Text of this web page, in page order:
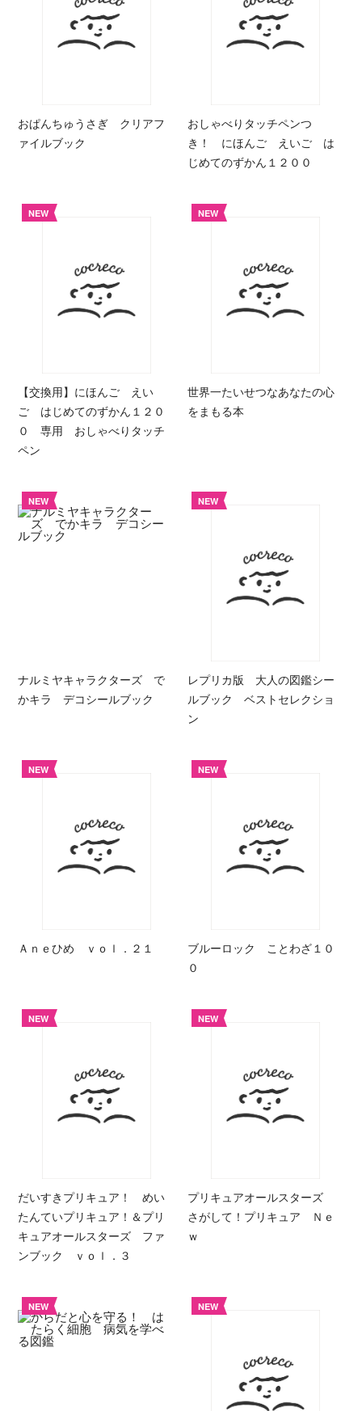
おぱんちゅうさぎ クリアフ
ァイルブック
おしゃべりタッチペンつ
き！ にほんご えいご は
じめてのずかん１２００
NEW
【交換用】にほんご えい
ご はじめてのずかん１２０
０ 専用 おしゃべりタッチ
ペン
NEW
世界一たいせつなあなたの心
をまもる本
NEW
ナルミヤキャラクターズ で
かキラ デコシールブック
NEW
レプリカ版 大人の図鑑シー
ルブック ベストセレクショ
ン
NEW
Ａｎｅひめ ｖｏｌ．２１
NEW
ブルーロック ことわざ１０
０
NEW
だいすきプリキュア！ めい
たんていプリキュア！＆プリ
キュアオールスターズ ファ
ンブック ｖｏｌ．３
NEW
プリキュアオールスターズ
さがして！プリキュア Ｎｅ
ｗ
NEW NEW